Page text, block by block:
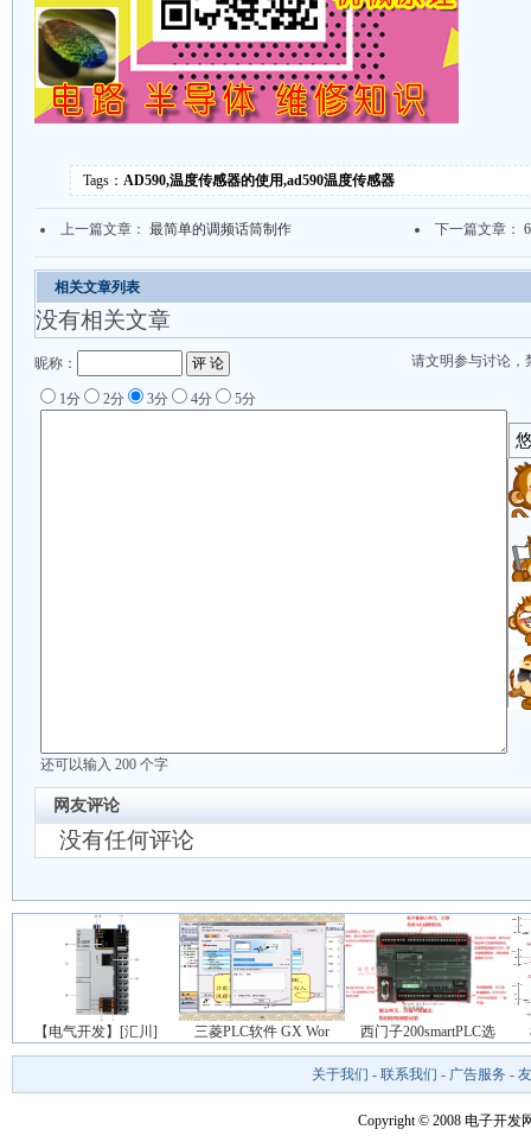
Tags： AD590,温度传感器的使用,ad590温度传感器
上一篇文章： 最简单的调频话筒制作 下一篇文章：
相关文章列表
没有相关文章
请文明参与讨论，
昵称：
1分 2分 3分 4分 5分
还可以输入 200 个字
网友评论
没有任何评论
【电气开发】[汇川] 三菱PLC软件 GX Wor 西门子200smartPLC选
关于我们 - 联系我们 - 广告服务 -
Copyright © 2008 电子开发